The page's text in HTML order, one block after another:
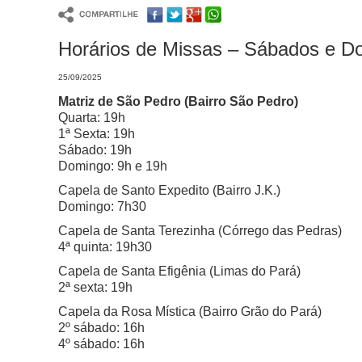
Horários de Missas – Sábados e
25/09/2025
Matriz de São Pedro (Bairro São Pedro)
Quarta: 19h
1ª Sexta: 19h
Sábado: 19h
Domingo: 9h e 19h
Capela de Santo Expedito (Bairro J.K.)
Domingo: 7h30
Capela de Santa Terezinha (Córrego das Pedras)
4ª quinta: 19h30
Capela de Santa Efigênia (Limas do Pará)
2ª sexta: 19h
Capela da Rosa Mística (Bairro Grão do Pará)
2º sábado: 16h
4º sábado: 16h